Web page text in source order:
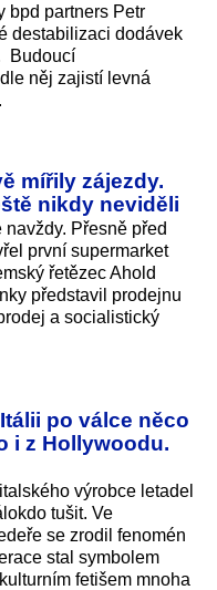
bpd partners Petr
destabilizaci dodávek
Budoucí
něj zajistí levná
mířily zájezdy.
nikdy neviděli
Přesně před
první supermarket
řetězec Ahold
představil prodejnu
a socialistický
po válce něco
i z Hollywoodu.
výrobce letadel
tušit. Ve
se zrodil fenomén
stal symbolem
fetišem mnoha